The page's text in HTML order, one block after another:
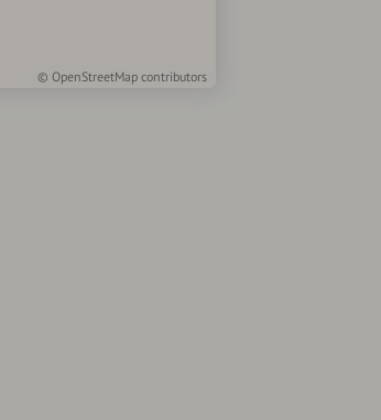
© OpenStreetMap contributors